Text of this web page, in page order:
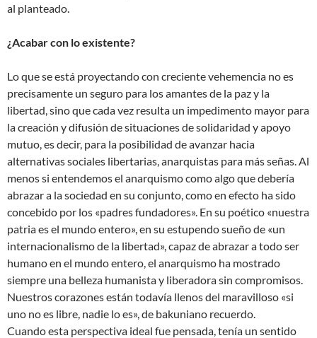
al planteado.
¿Acabar con lo existente?
Lo que se está proyectando con creciente vehemencia no es
precisamente un seguro para los amantes de la paz y la
libertad, sino que cada vez resulta un impedimento mayor para
la creación y difusión de situaciones de solidaridad y apoyo
mutuo, es decir, para la posibilidad de avanzar hacia
alternativas sociales libertarias, anarquistas para más señas. Al
menos si entendemos el anarquismo como algo que debería
abrazar a la sociedad en su conjunto, como en efecto ha sido
concebido por los «padres fundadores». En su poético «nuestra
patria es el mundo entero», en su estupendo sueño de «un
internacionalismo de la libertad», capaz de abrazar a todo ser
humano en el mundo entero, el anarquismo ha mostrado
siempre una belleza humanista y liberadora sin compromisos.
Nuestros corazones están todavía llenos del maravilloso «si
uno no es libre, nadie lo es», de bakuniano recuerdo.
Cuando esta perspectiva ideal fue pensada, tenía un sentido